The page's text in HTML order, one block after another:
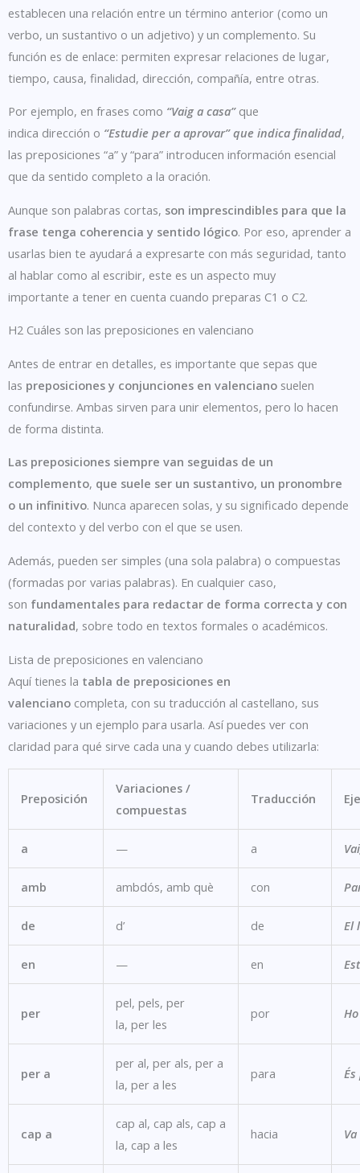
establecen una relación entre un término anterior (como un
verbo, un sustantivo o un adjetivo) y un complemento. Su
función es de enlace: permiten expresar relaciones de lugar,
tiempo, causa, finalidad, dirección, compañía, entre otras.
Por ejemplo, en frases como “Vaig a casa” que
indica dirección o “Estudie per a aprovar”que indica finalidad,
las preposiciones “a” y “para” introducen información esencial
que da sentido completo a la oración.
Aunque son palabras cortas, son imprescindibles para que la
frase tenga coherencia y sentido lógico. Por eso, aprender a
usarlas bien te ayudará a expresarte con más seguridad, tanto
al hablar como al escribir, este es un aspecto muy
importante a tener en cuenta cuando preparas C1 o C2.
H2 Cuáles son las preposiciones en valenciano
Antes de entrar en detalles, es importante que sepas que
las preposiciones y conjunciones en valenciano suelen
confundirse. Ambas sirven para unir elementos, pero lo hacen
de forma distinta.
Las preposiciones siempre van seguidas de un
complemento, que suele ser un sustantivo, un pronombre
o un infinitivo. Nunca aparecen solas, y su significado depende
del contexto y del verbo con el que se usen.
Además, pueden ser simples (una sola palabra) o compuestas
(formadas por varias palabras). En cualquier caso,
son fundamentales para redactar de forma correcta y con
naturalidad, sobre todo en textos formales o académicos.
Lista de preposiciones en valenciano
Aquí tienes la tabla de preposiciones en
valenciano completa, con su traducción al castellano, sus
variaciones y un ejemplo para usarla. Así puedes ver con
claridad para qué sirve cada una y cuando debes utilizarla:
Preposición
Variaciones /
compuestas
Traducción
a — a
amb ambdós, amb què con
de d’ de El
en — en
per
pel, pels, per
la, per les
por
per a
per al, per als, per a
la, per a les
para
cap a
cap al, cap als, cap a
la, cap a les
hacia